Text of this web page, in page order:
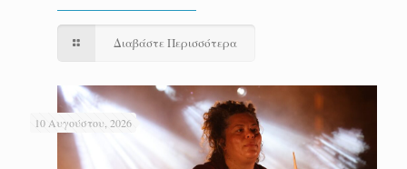
Διαβάστε Περισσότερα
10 Αυγούστου, 2026